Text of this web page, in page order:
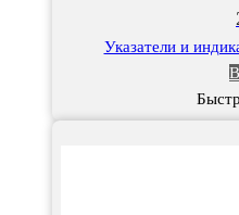
Указатели и